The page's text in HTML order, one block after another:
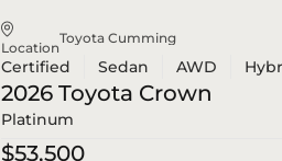
Location
Toyota Cumming
Certified Sedan AWD
2026 Toyota Crown
Platinum
$53,500